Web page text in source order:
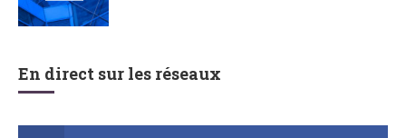
En direct sur les réseaux